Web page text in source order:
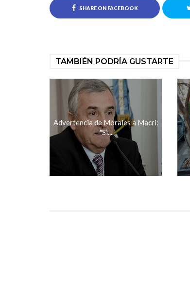
SHARE ON FACEBOOK
TAMBIÉN PODRÍA GUSTARTE
Advertencia de Morales a Macri:
"Si...